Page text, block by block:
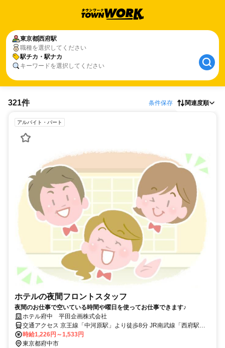
東京都西府駅
職種を選択してください
駅チカ・駅ナカ
キーワードを選択してください
321件 条件保存 関連度順
アルバイト・パート
ホテルの夜間フロントスタッフ
夜間のお仕事で空いている時間や曜日を使ってお仕事できます♪
ホテル府中 平田企画株式会社
交通アクセス 京王線「中河原駅」より徒歩8分 JR南武線「西府駅」
より徒歩9分
時給1,226円～1,533円
東京都府中市